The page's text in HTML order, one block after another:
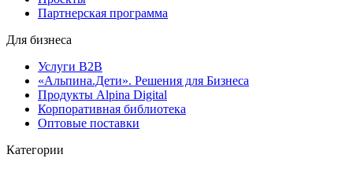
Партнерская программа
Для бизнеса
Услуги B2B
«Альпина.Дети». Решения для Бизнеса
Продукты Alpina Digital
Корпоративная библиотека
Оптовые поставки
Категории